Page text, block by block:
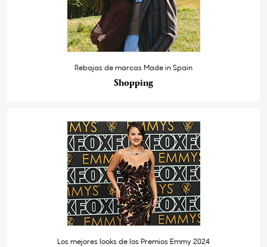
Rebajas de marcas Made in Spain
Shopping
Los mejores looks de los Premios Emmy 2024